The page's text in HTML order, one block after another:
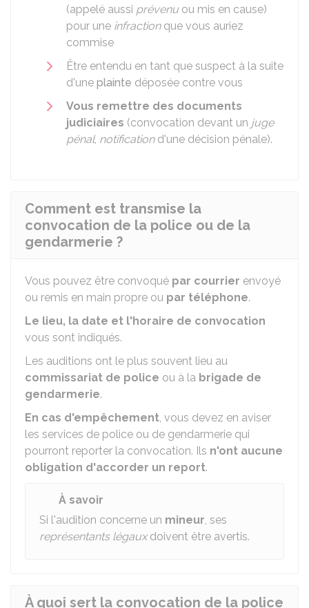
(appelé aussi prévenu ou mis en cause)
pour une infractionque vous auriez
commise
Être entendu en tant que suspect à la suite
d'une plainte déposée contre vous
Vous remettre des documents
judiciaires (convocation devant un juge
pénal, notificationd'une décision pénale).
Comment est transmise la
convocation de la police ou de la
gendarmerie ?
Vous pouvez être convoqué par courrier envoyé
ou remis en main propre ou par téléphone.
Le lieu, la date et l'horaire de convocation
vous sont indiqués.
Les auditions ont le plus souvent lieu au
commissariat de police ou à la brigade de
gendarmerie.
En cas d'empêchement, vous devez en aviser
les services de police ou de gendarmerie qui
pourront reporter la convocation. Ils n'ont aucune
obligation d'accorder un report.
À savoir
Si l'audition concerne un mineur, ses
représentants légauxdoivent être avertis.
À quoi sert la convocation de la police